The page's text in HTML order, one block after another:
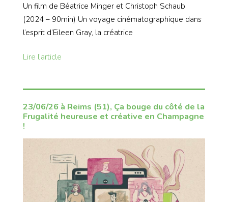
Un film de Béatrice Minger et Christoph Schaub
(2024 – 90min) Un voyage cinématographique dans
l’esprit d’Eileen Gray, la créatrice
Lire l’article
23/06/26 à Reims (51), Ça bouge du côté de la
Frugalité heureuse et créative en Champagne
!